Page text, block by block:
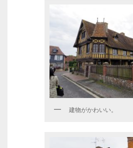
建物がかわいい。